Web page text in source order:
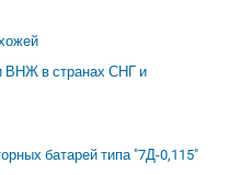
ВНЖ в странах СНГ и
батарей типа "7Д-0,115"